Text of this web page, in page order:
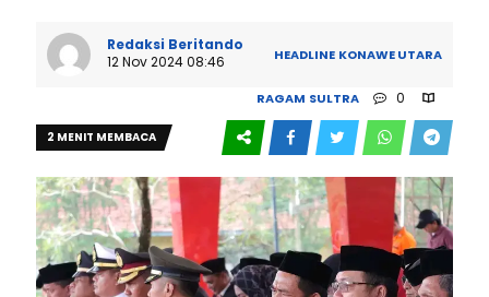
Redaksi Beritando
12 Nov 2024 08:46
HEADLINE KONAWE UTARA
RAGAM SULTRA 0
694
2 MENIT MEMBACA